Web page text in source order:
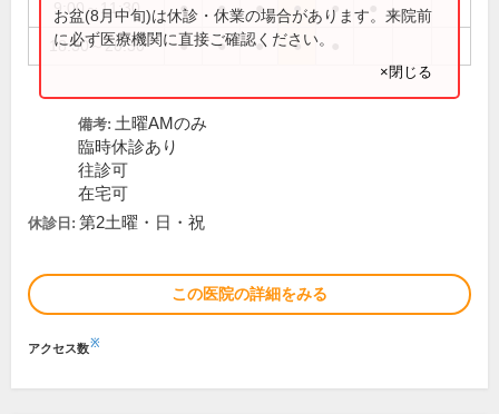
9:00～11:30 ● ● ● ● ●
18:30～20:30 ● ● ● ●
お盆(8月中旬)は休診・休業の場合があります。来院前
に必ず医療機関に直接ご確認ください。
×閉じる
備考: 土曜AMのみ
臨時休診あり
往診可
在宅可
休診日: 第2土曜・日・祝
この医院の詳細をみる
アクセス数※